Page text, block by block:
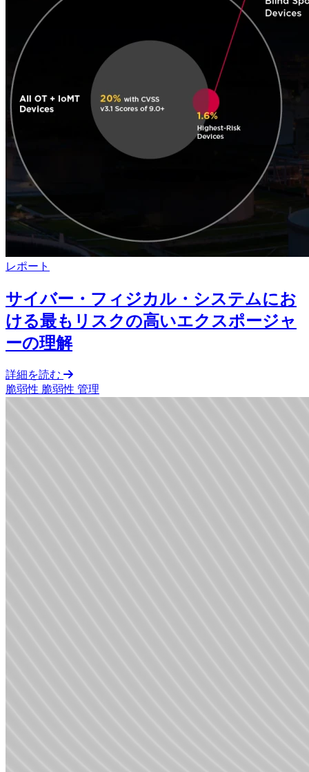
レポート
サイバー・フィジカル・システムにお
ける最もリスクの高いエクスポージャ
ーの理解
詳細を読む
脆弱性 脆弱性 管理